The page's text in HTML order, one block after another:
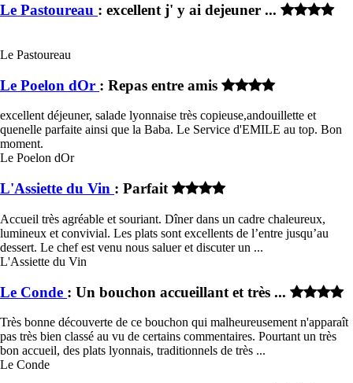
Le Pastoureau : excellent j' y ai dejeuner ...
Le Pastoureau
Le Poelon dOr : Repas entre amis
excellent déjeuner, salade lyonnaise très copieuse,andouillette et
quenelle parfaite ainsi que la Baba. Le Service d'EMILE au top. Bon
moment.
Le Poelon dOr
L'Assiette du Vin : Parfait
Accueil très agréable et souriant. Dîner dans un cadre chaleureux,
lumineux et convivial. Les plats sont excellents de l’entre jusqu’au
dessert. Le chef est venu nous saluer et discuter un ...
L'Assiette du Vin
Le Conde : Un bouchon accueillant et très ...
Très bonne découverte de ce bouchon qui malheureusement n'apparaît
pas très bien classé au vu de certains commentaires. Pourtant un très
bon accueil, des plats lyonnais, traditionnels de très ...
Le Conde